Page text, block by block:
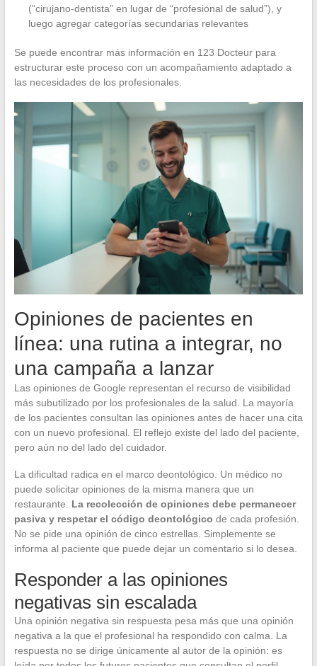
(“cirujano-dentista” en lugar de “profesional de salud”), y
luego agregar categorías secundarias relevantes
Se puede encontrar más información en 123 Docteur para
estructurar este proceso con un acompañamiento adaptado a
las necesidades de los profesionales.
Opiniones de pacientes en
línea: una rutina a integrar, no
una campaña a lanzar
Las opiniones de Google representan el recurso de visibilidad
más subutilizado por los profesionales de la salud. La mayoría
de los pacientes consultan las opiniones antes de hacer una cita
con un nuevo profesional. El reflejo existe del lado del paciente,
pero aún no del lado del cuidador.
La dificultad radica en el marco deontológico. Un médico no
puede solicitar opiniones de la misma manera que un
restaurante. La recolección de opiniones debe permanecer
pasiva y respetar el código deontológico de cada profesión.
No se pide una opinión de cinco estrellas. Simplemente se
informa al paciente que puede dejar un comentario si lo desea.
Responder a las opiniones
negativas sin escalada
Una opinión negativa sin respuesta pesa más que una opinión
negativa a la que el profesional ha respondido con calma. La
respuesta no se dirige únicamente al autor de la opinión: es